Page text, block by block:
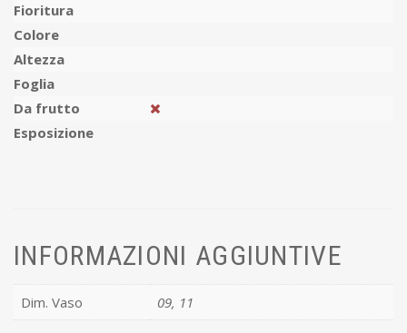
Fioritura
Colore
Altezza
Foglia
Da frutto
Esposizione
INFORMAZIONI AGGIUNTIVE
Dim. Vaso 09, 11